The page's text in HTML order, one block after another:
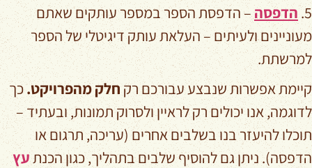
5. הדפסה– הדפסת הספר במספר עותקים שאתם
מעוניינים ולעיתים – העלאת עותק דיגיטלי של הספר
למרשתת.
קיימת אפשרות שנבצע עבורכם רקחלק מהפרויקט.כך
לדוגמה, אנו יכולים רק לראיין ולסרוק תמונות, ובעתיד –
תוכלו להיעזר בנו בשלבים אחרים (עריכה, תרגום או
הדפסה). ניתן גם להוסיף שלבים בתהליך, כגון הכנתעץ